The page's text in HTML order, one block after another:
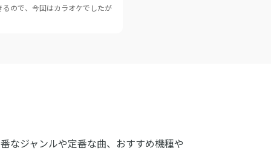
ので、今回はカラオケでしたが
なジャンルや定番な曲、おすすめ機種や